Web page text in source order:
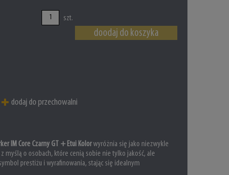
szt.
doodaj do koszyka
dodaj do przechowalni
IM Core Czarny GT + Etui Kolorwyróżnia się jako niezwykle
myślą o osobach, które cenią sobie nie tylko jakość, ale
prestiżu i wyrafinowania, stając się idealnym